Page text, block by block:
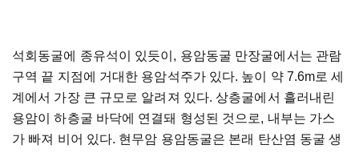
석회동굴에 종유석이 있듯이, 용암동굴 만장굴에서는 관람
구역 끝 지점에 거대한 용암석주가 있다. 높이 약 7.6m로 세
계에서 가장 큰 규모로 알려져 있다. 상층굴에서 흘러내린
용암이 하층굴 바닥에 연결돼 형성된 것으로, 내부는 가스
가 빠져 비어 있다. 현무암 용암동굴은 본래 탄산염 동굴 생